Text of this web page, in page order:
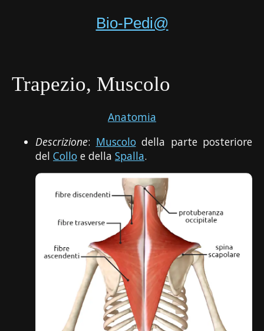
Bio-Pedi@
Trapezio, Muscolo
Anatomia
Descrizione: Muscolodella parte posteriore
del Collo e della Spalla.